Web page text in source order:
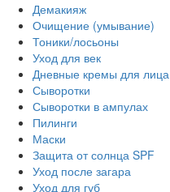
Демакияж
Очищение (умывание)
Тоники/лосьоны
Уход для век
Дневные кремы для лица
Сыворотки
Сыворотки в ампулах
Пилинги
Маски
Защита от солнца SPF
Уход после загара
Уход для губ